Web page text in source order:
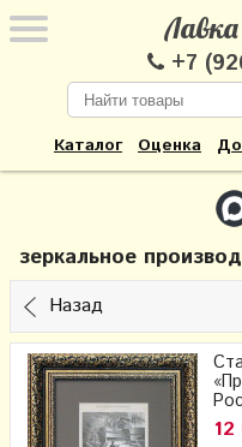
+7
Каталог Оценка
зеркальное
Назад
12